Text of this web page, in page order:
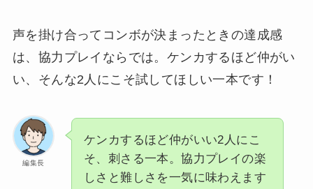
声を掛け合ってコンボが決まったときの達成感
は、協力プレイならでは。ケンカするほど仲がい
い、そんな2人にこそ試してほしい一本です！
編集長
ケンカするほど仲がいい2人にこ
そ、刺さる一本。協力プレイの楽
しさと難しさを一気に味わえます